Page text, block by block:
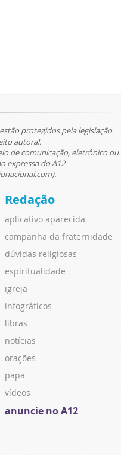
protegidos pela legislação
autoral.
de comunicação, eletrônico ou
expressa do A12
Redação
aplicativo aparecida
campanha da fraternidade
dúvidas religiosas
espiritualidade
igreja
infográficos
libras
notícias
orações
papa
vídeos
anuncie no A12